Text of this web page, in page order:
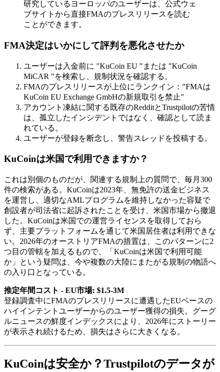
研究しているヨーロッパのユーザーは、公式ウェ
ブサイトから直接FMAのプレスリリースを読む
ことができます。
FMA決定はいかにして評判を悪化させたか
ユーザーは入金前に "KuCoin EU "または "KuCoin
MiCAR "を検索し、規制状況を確認する。
FMAのプレスリリースが上位にランクイン："FMAは
KuCoin EU Exchange GmbHの新規取引を禁止"
アカウント凍結に関する既存のRedditとTrustpilotの苦情
は、孤立したインシデントではなく、確認として読ま
れている。
ユーザーが登録を断念し、警告スレッドを投稿する。
KuCoinは米国で利用できますか？
これは別個のものだが、関連する規制上の質問で、毎月300
件の検索がある。KuCoinは2023年、無免許の送金ビジネス
を運営し、適切なAMLプログラムを維持しなかった容疑で
創設者が司法省に起訴されたことを受け、米国市場から撤退
した。KuCoinは米国での運営ライセンスを取得しておら
ず、主要プラットフォームを通じて米国居住者は利用できな
い。2026年のオーストリアFMAの措置は、このパターンに2
つ目の管轄を加えるもので、「KuCoinは米国で利用可能
か」という疑問は、今や複数の大陸にまたがる規制の物語へ
の入り口となっている。
推定年間コスト - EU市場: $1.5-3M
登録調査中にFMAのプレスリリースに遭遇したEUベースの
ハイインテントユーザーからのユーザー獲得の損失。グーグ
ルニュースの鮮度インデックスにより、2026年にストーリー
が表示され続けるため、損失はさらに大きくなる。
KuCoinは安全か？Trustpilotのデータが